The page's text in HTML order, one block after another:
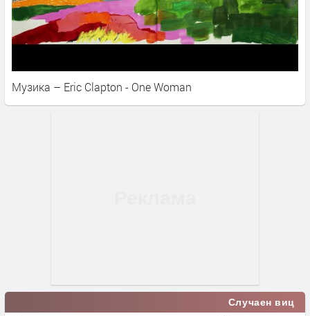
Музика – Eric Clapton - One Woman
Случаен виц